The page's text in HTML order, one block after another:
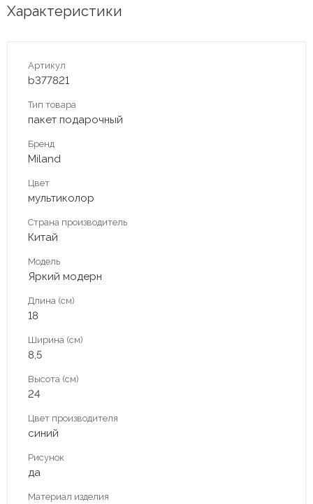
Характеристики
Артикул
b377821
Тип товара
пакет подарочный
Бренд
Miland
Цвет
мультиколор
Страна производитель
Китай
Модель
Яркий модерн
Длина (см)
18
Ширина (см)
8,5
Высота (см)
24
Цвет производителя
синий
Рисунок
да
Материал изделия